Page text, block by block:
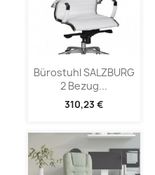
Bürostuhl SALZBURG
2 Bezug...
310,23 €